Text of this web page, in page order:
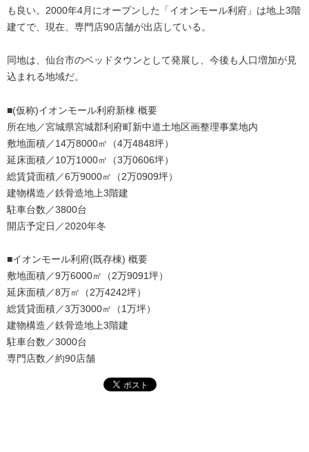
も良い。2000年4月にオープンした「イオンモール利府」は地上3階
建てで、現在、専門店90店舗が出店している。
同地は、仙台市のベッドタウンとして発展し、今後も人口増加が見
込まれる地域だ。
■(仮称)イオンモール利府新棟 概要
所在地／宮城県宮城郡利府町新中道土地区画整理事業地内
敷地面積／14万8000㎡（4万4848坪）
延床面積／10万1000㎡（3万0606坪）
総賃貸面積／6万9000㎡（2万0909坪）
建物構造／鉄骨造地上3階建
駐車台数／3800台
開店予定日／2020年冬
■イオンモール利府(既存棟) 概要
敷地面積／9万6000㎡（2万9091坪）
延床面積／8万㎡（2万4242坪）
総賃貸面積／3万3000㎡（1万坪）
建物構造／鉄骨造地上3階建
駐車台数／3000台
専門店数／約90店舗